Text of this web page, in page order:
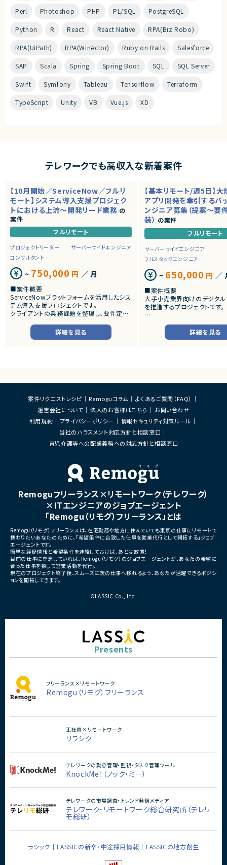
Perl Photoshop PHP PL/SQL PostgreSQL
Python R React React Native RPA(Biz Robo)
RPA(UiPath) RPA(WinActor) Ruby on Rails Salesforce
SAP Scala Spring Spring Boot SQL SQL Server
Swift Symfony Tableau Tensorflow Terraform
TypeScript Unity VB Vue.js XD
テレワークでも高収入な新着案件
【10月開始／ServiceNow／フルリ
モート】システム導入支援プロジェク
トにおける上流～開発リード業務 の
案件
フルリモート
プロジェクトリーダー
サーバーサイドエンジニア
コンサルタント
~ 750,000 円 ／ 月
■案件概要
ServiceNowプラットフォームを活用したシス
テム導入支援プロジェクトです。
クライアントの業務課題を整理し、要件定義
だきます。
・詳細設計書、テスト仕様書等のドキュメント
・成果物レビューおよび品質管理
・開発メンバーへの技術支援、進捗管理
・少人数体制でのプロジェクト推進
プロジェクト拡大に伴う増員募集
詳細を見る
【基本リモート/週5日】
アプリ開発を牽引するバ
ンジニア募集（提案～要
装） の案件
フルリモート
サーバーサイドエンジニア
フルスタックエンジニア
~ 650,000 円 ／
■案件概要
大手小売業界向けのデジタ
を推進するプロジェクトです。
■プロダクトやサービスの概
・店舗向けスマホアプリおよ
システムの継続的なエンハ
・要件整理および要件定義支
・バックエンドシステムの設計
・コードレビューの実施
・リリース対応および品質向
・技術課題に対する検討、提
・ステークホルダーとの調整
ケーション
・サービスの継続的な機能拡
募集
■担当工程
・要件定義
・基本設計
・詳細設計
・テスト
・リリース対応
■その他補足
・全体約100名規模の大型プ
詳細を見る
案件リクエストレシピ Remoguコラム
よくあるご質問（FAQ）
運営会社について
法人のお客様はこちら
お問い合わせ
利用規約
プライバシーポリシー
情報セキュリティ対策ルール
当社のハラスメント対応方針と相談窓口
育児介護等への配慮義務への対応方針と相談窓口
Remoguフリーランス×リモートワーク（テレワーク）
×ITエンジニアのジョブエージェント
「Remogu（リモグ）フリーランス」とは
Remogu（リモグ）フリーランスは、在宅勤務や地方に住んでいても東京の仕事にリモートで
携わりたいあなたのために、「希望条件に合致した仕事を営業代行として開拓する」ジョブ
エージェントです。
簡単な経歴情報と希望条件を連絡しておけば、あとは放置！
目前の仕事に専念していれば、Remogu（リモグ）のジョブエージェントが、あなたの希望に
合った仕事を探して営業活動を代行。
現在のプロジェクト終了後、スムーズに次の仕事へ移れるよう、あなたが活躍できるポジシ
ョンを開拓してきます。
©LASSIC Co., Ltd.
Presents
フリーランス×リモートワーク
Remogu（リモグ）フリーランス
正社員×リモートワーク
リラシク
テレワークの勤怠管理・監視・タスク管理ツール
KnockMe！（ノック・ミー）
テレワークの市場調査・トレンド発信メディア
テレワーク・リモートワーク総合研究所（テレリ
モ総研）
ラシック LASSICの新卒・中途採用情報 LASSICの地方創生